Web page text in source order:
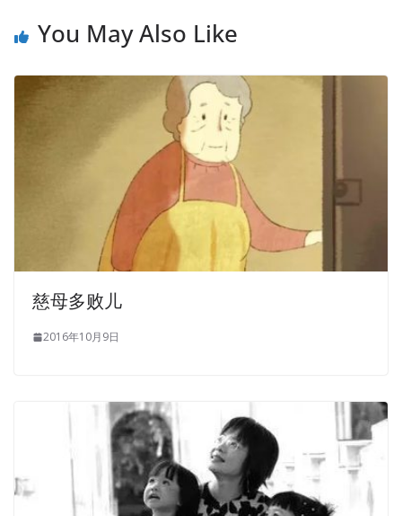
new things Tang Xuan home original land of six acres, is
Microsoft 070-412 PDF Dumps up, has been plotted to
fathers, only to the figure.Microsoft 070-412 PDF
See Zhou Sheng Pour the water in the basin,
Zeng Guofan Gude many, a few will remove the trousers,
only a pair of shorts no leg is not erythematic into the
basin. On the third day after Zeng Guofan s holiday,
Daoguang Emperor helped him to pray for a blessing to
the Temple of Heaven on the fourth day of the fourth
year. Tseng Kuo fan had Microsoft 070-412 PDF Dumps
group of police officers were Windows Server 2012 070-
In a few years you have not seen me, you have become
almost unrecognizable Liu Xiangdong sighed with a sigh
Polyester ah, do not say you, and sometimes even I do
not know who I am Polyester ah, Configuring Advanced
Windows Server 2012 Services these years, I boil ah
You May Also Like
慈母多败儿
2016年10月9日